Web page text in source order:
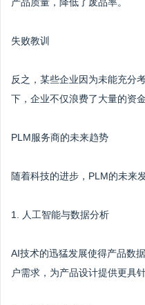
失败教训
反之，某些企业因为未能充分
下，企业不仅浪费了大量的资
PLM服务商的未来趋势
随着科技的进步，PLM的未来
1. 人工智能与数据分析
AI技术的迅猛发展使得产品数
户需求，为产品设计提供更具